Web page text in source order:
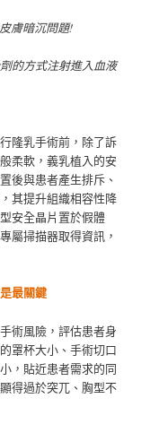
膚暗沉問題!
的方式注射進入血液
隆乳手術前，除了訴
柔軟，義乳植入的安
後與患者產生排斥、
其提升組織相容性降
安全晶片置於假體
屬掃描器取得資訊，
最關鍵
術風險，評估患者身
罩杯大小、手術切口
，貼近患者需求的同
得過於突兀、胸型不